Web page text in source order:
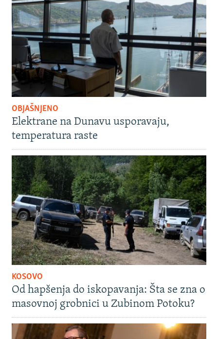
OBJAŠNJENO
Elektrane na Dunavu usporavaju,
temperatura raste
KOSOVO
Od hapšenja do iskopavanja: Šta se zna o
masovnoj grobnici u Zubinom Potoku?